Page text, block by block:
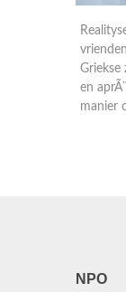
Griekse
en
manier
NPO